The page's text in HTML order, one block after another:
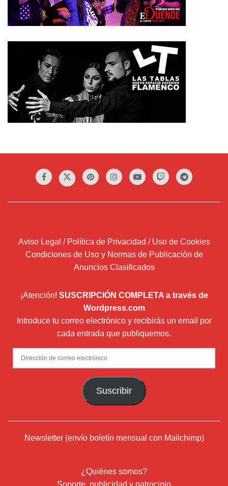
Aviso Legal / Política de Privacidad / Uso de Cookies
Condiciones de Uso y Normas de Publicación de
Anuncios Clasificados
¡Atención! SUSCRIPCIÓN COMPLETA a través de
Wordpress.com
Introduce tu correo electrónico y recibirás un email por
cada entrada que publiquemos.
Dirección
de
Suscribir
Newsletter (envío boletín mensual con Mailchimp)
¿Quiénes somos?